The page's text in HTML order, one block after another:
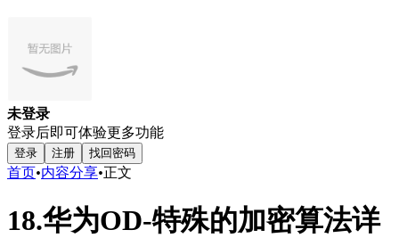
未登录
登录后即可体验更多功能
登录 注册 找回密码
首页•内容分享•正文
18.华为OD-特殊的加密算法详